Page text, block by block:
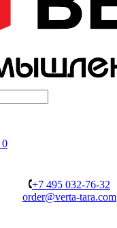
0
+7 495 032-76-32
order@verta-tara.com